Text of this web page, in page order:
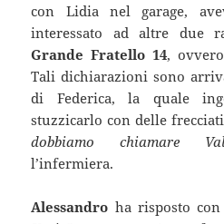
con Lidia nel garage,
interessato ad altre due
Grande Fratello 14, ovvero
Tali dichiarazioni sono
di Federica, la quale
stuzzicarlo con delle
dobbiamo chiamare
l’infermiera.
Alessandro ha risposto